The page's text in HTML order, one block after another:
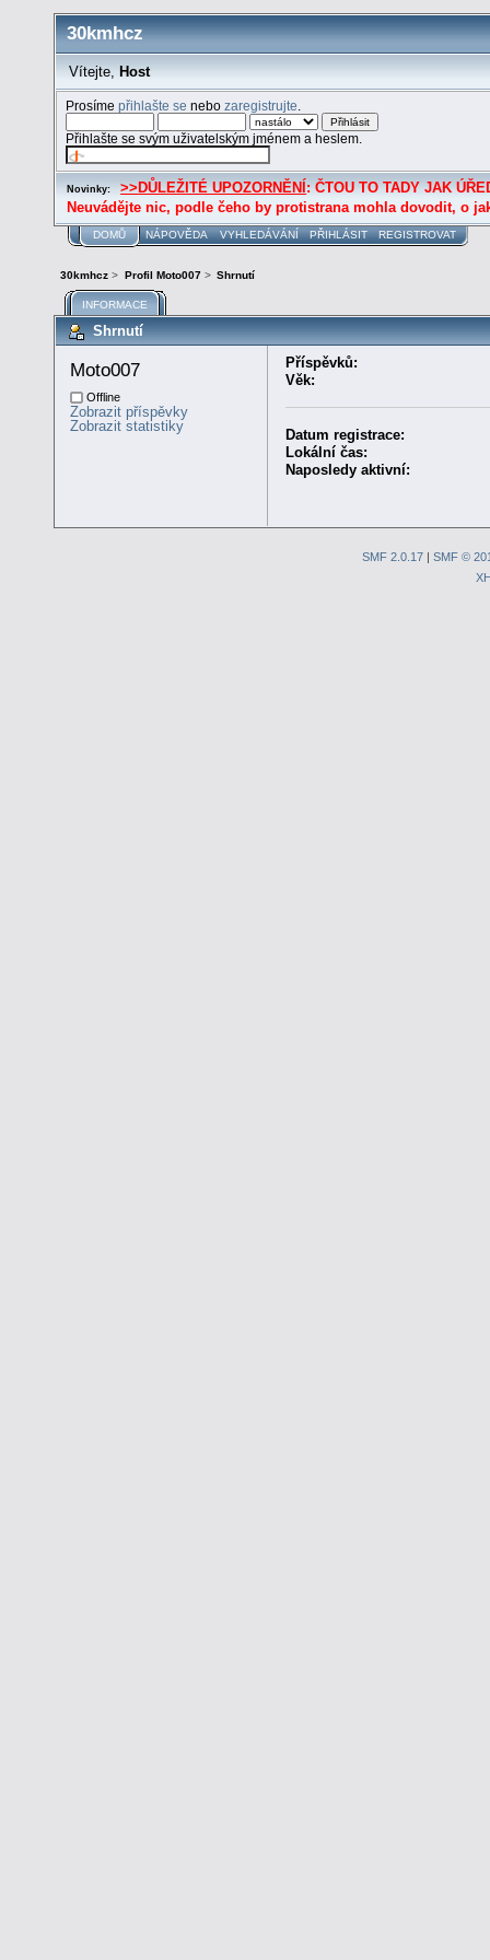
30kmhcz
Vítejte, Host
Prosímepřihlašte se nebozaregistrujte
Přihlašte se svým uživatelským jménem a heslem.
Novinky: >>DŮLEŽITÉ UPOZORNĚNÍ : ČTOU TO TADY JAK
Neuvádějte nic, podle čeho by protistrana mohla dovodit, o
DOMŮ NÁPOVĚDA VYHLEDÁVÁNÍ PŘIHLÁSIT REGISTROVAT
30kmhcz > Profil Moto007> Shrnutí
INFORMACE
Shrnutí
Moto007
Offline
Zobrazit příspěvky
Zobrazit statistiky
Příspěvků:
Věk:
Datum registrace:
Lokální čas:
Naposledy aktivní:
SMF 2.0.17| SMF ©